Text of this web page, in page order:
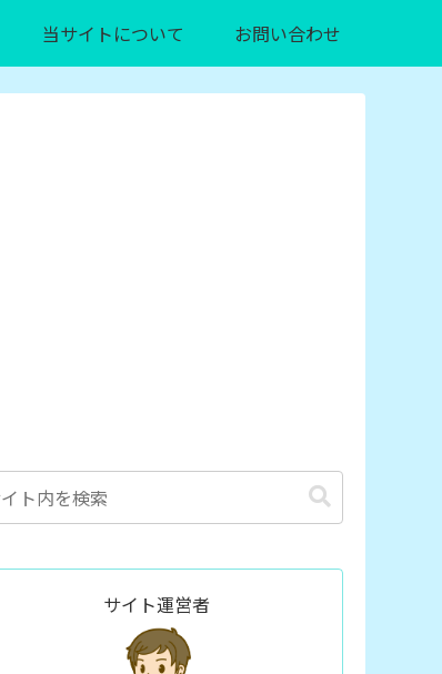
当サイトについて お問い合わせ
サイト運営者